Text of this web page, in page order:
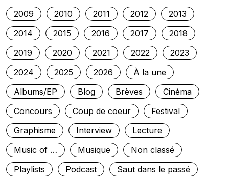
2009 2010 2011 2012
2013
2014
2015 2016 2017
2018
2019
2020 2021 2022
2023
2024
2025 2026
À la une
Albums/EP
Blog Brèves
Cinéma
Concours
Coup de coeur
Festival
Graphisme
Interview
Lecture
Music of …
Musique
Non classé
Playlists
Podcast
Saut dans le passé